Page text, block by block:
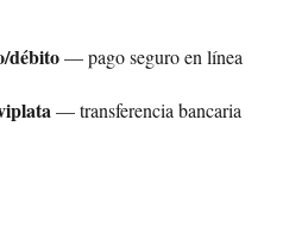
débito— pago seguro en línea
— transferencia bancaria